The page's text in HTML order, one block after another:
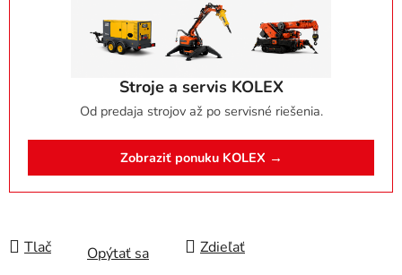
Stroje a servis KOLEX
Od predaja strojov až po servisné riešenia.
Zobraziť ponuku KOLEX →
Tlač Opýtať sa Zdieľať